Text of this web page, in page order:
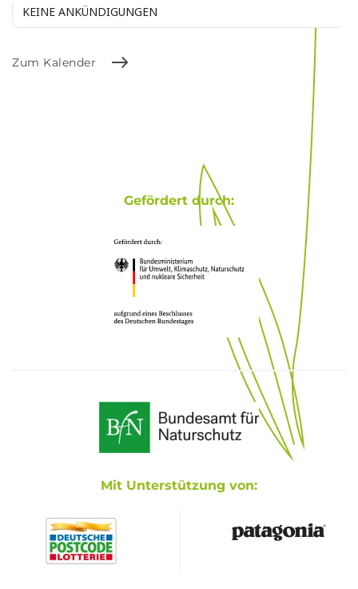
KEINE ANKÜNDIGUNGEN
Zum Kalender
Gefördert durch:
Mit Unterstützung von: